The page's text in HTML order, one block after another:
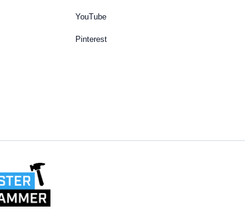
YouTube
Pinterest